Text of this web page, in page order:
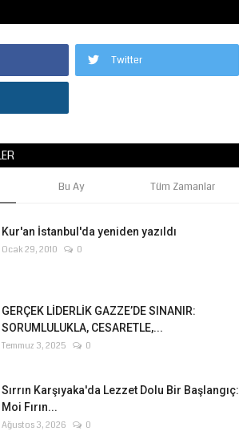
Twitter
Bu Ay Tüm Zamanlar
Kur'an İstanbul'da yeniden yazıldı
Ocak 29, 2010 0
GERÇEK LİDERLİK GAZZE’DE SINANIR:
SORUMLULUKLA, CESARETLE,...
Temmuz 3, 2025 0
Sırrın Karşıyaka'da Lezzet Dolu Bir Başlangıç:
Moi Fırın...
Ağustos 3, 2026 0